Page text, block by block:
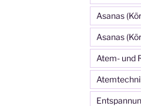
Asanas
Asanas
Atem- und